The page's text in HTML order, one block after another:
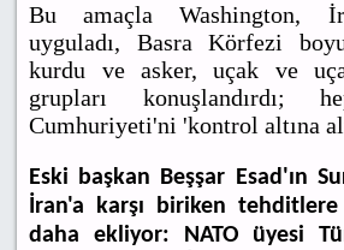
Bu amaçla Washington,
uyguladı, Basra Körfezi
kurdu ve asker, uçak ve
grupları konuşlandırdı;
Cumhuriyeti'ni 'kontrol altına
Eski başkan Beşşar Esad'ın
İran'a karşı biriken
daha ekliyor: NATO üyesi